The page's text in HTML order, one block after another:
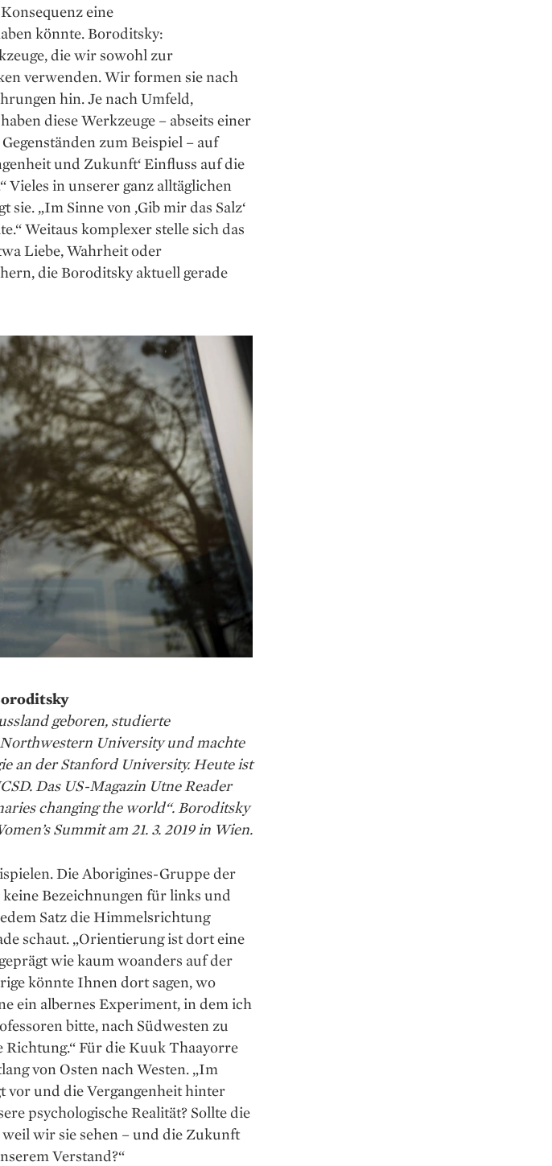
eine
könnte. Boroditsky:
die wir sowohl zur
verwenden. Wir formen sie nach
hin. Je nach Umfeld,
diese Werkzeuge – abseits einer
zum Beispiel – auf
und Zukunft‘ Einfluss auf die
Vieles in unserer ganz alltäglichen
„Im Sinne von ‚Gib mir das Salz‘
Weitaus komplexer stelle sich das
Liebe, Wahrheit oder
die Boroditsky aktuell gerade
geboren, studierte
University und machte
an der Stanford University. Heute ist
Das US-Magazin Utne Reader
changing the world“. Boroditsky
Summit am 21. 3. 2019 in Wien.
Die Aborigines-Gruppe der
Bezeichnungen für links und
Satz die Himmelsrichtung
schaut. „Orientierung ist dort eine
wie kaum woanders auf der
könnte Ihnen dort sagen, wo
ein albernes Experiment, in dem ich
bitte, nach Südwesten zu
Richtung.“ Für die Kuuk Thaayorre
von Osten nach Westen. „Im
vor und die Vergangenheit hinter
psychologische Realität? Sollte die
wir sie sehen – und die Zukunft
Verstand?“